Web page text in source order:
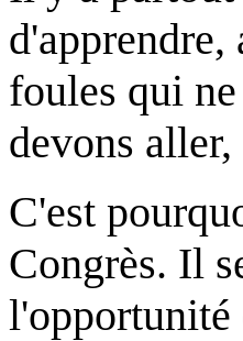
d'apprendre,
foules qui
devons aller,
C'est
Congrès. Il
l'opportunité